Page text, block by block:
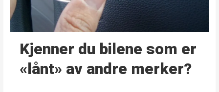
Kjenner du bilene som er
«lånt» av andre merker?